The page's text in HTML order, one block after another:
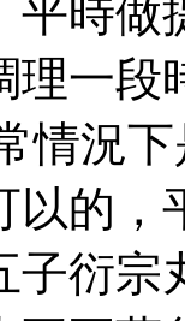
平時
理一段
情況
以的，
子衍